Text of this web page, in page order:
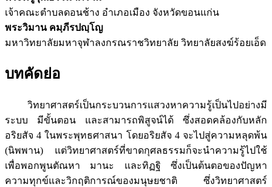
เจ้าคณะตำบลดอนช้าง อำเภอเมือง จังหวัดขอนแก่น
พระวิมาน คมฺภีรปญฺโญ
มหาวิทยาลัยมหาจุฬาลงกรณราชวิทยาลัย วิทยาลัยสงฆ์ร้อยเอ็ด
บทคัดย่อ
วิทยาศาสตร์เป็นกระบวนการแสวงหาความรู้เป็นไปอย่างมี
ระบบ มีขั้นตอน และสามารถพิสูจน์ได้ ซึ่งสอดคล้องกับหลัก
อริยสัจ 4 ในพระพุทธศาสนา โดยอริยสัจ 4 จะไปสู่ความหลุดพ้น
(นิพพาน) แต่วิทยาศาสตร์ที่ขาดกุศลธรรมก็จะนำความรู้ไปใช้
เพื่อพอกพูนตัณหา มานะ และทิฏฐิ ซึ่งเป็นต้นตอของปัญหา
ความทุกข์และวิกฤติการณ์ของมนุษยชาติ ซึ่งวิทยาศาสตร์